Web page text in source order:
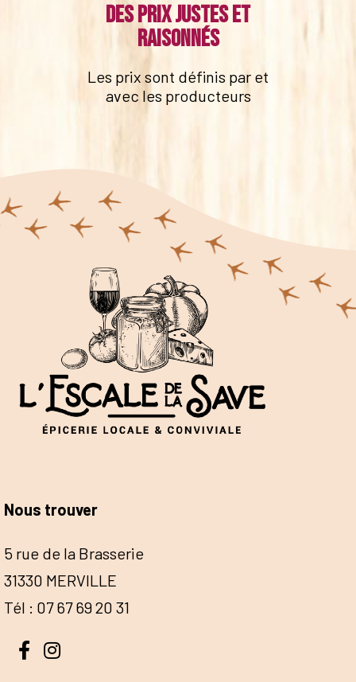
Des prix justes et
raisonnés
Les prix sont définis par et
avec les producteurs
Nous trouver
5 rue de la Brasserie
31330 MERVILLE
Tél : 07 67 69 20 31